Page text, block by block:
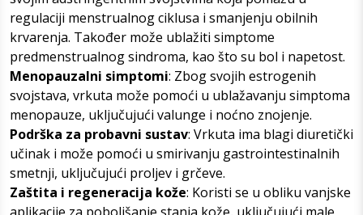
regulaciji menstrualnog ciklusa i smanjenju obilnih
krvarenja. Također može ublažiti simptome
predmenstrualnog sindroma, kao što su bol i napetost.
Menopauzalni simptomi: Zbog svojih estrogenih
svojstava, vrkuta može pomoći u ublažavanju simptoma
menopauze, uključujući valunge i noćno znojenje.
Podrška za probavni sustav: Vrkuta ima blagi diuretički
učinak i može pomoći u smirivanju gastrointestinalnih
smetnji, uključujući proljev i grčeve.
Zaštita i regeneracija kože: Koristi se u obliku vanjske
aplikacije za poboljšanje stanja kože, uključujući male